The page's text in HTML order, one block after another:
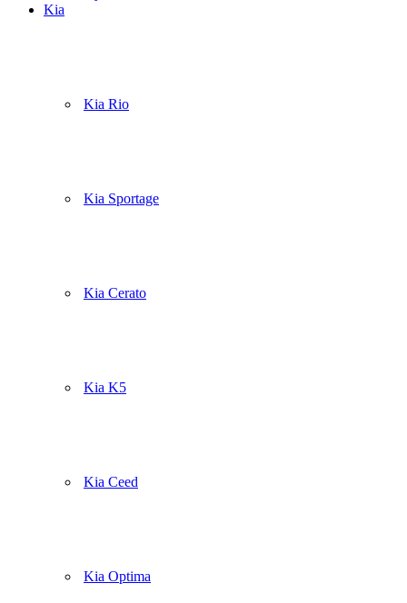
Kia
Kia Rio
Kia Sportage
Kia Cerato
Kia K5
Kia Ceed
Kia Optima